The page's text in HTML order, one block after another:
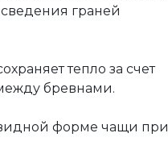
граней
тепло за счет
бревнами.
форме чащи при